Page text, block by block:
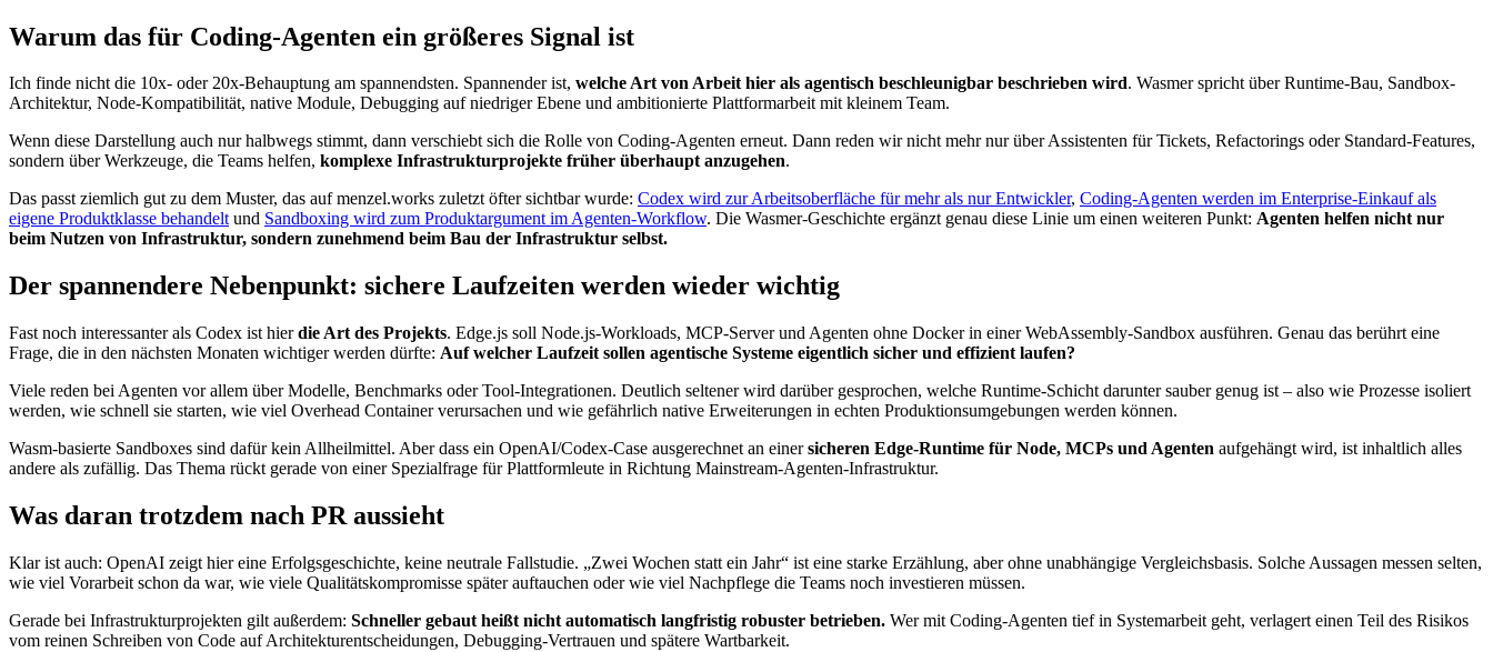
Warum das für Coding-Agenten ein größeres Signal ist
Ich finde nicht die 10x- oder 20x-Behauptung am spannendsten. Spannender ist, welche Art von Arbeit hier als agentisch beschleunigbar beschrieben wird. Wasmer spricht über Runtime-Bau, Sandbox-
Architektur, Node-Kompatibilität, native Module, Debugging auf niedriger Ebene und ambitionierte Plattformarbeit mit kleinem Team.
Wenn diese Darstellung auch nur halbwegs stimmt, dann verschiebt sich die Rolle von Coding-Agenten erneut. Dann reden wir nicht mehr nur über Assistenten für Tickets, Refactorings oder Standard-Features,
sondern über Werkzeuge, die Teams helfen, komplexe Infrastrukturprojekte früher überhaupt anzugehen.
Das passt ziemlich gut zu dem Muster, das auf menzel.works zuletzt öfter sichtbar wurde: Codex wird zur Arbeitsoberfläche für mehr als nur Entwickler, Coding-Agenten werden im Enterprise-Einkauf als
eigene Produktklasse behandeltund Sandboxing wird zum Produktargument im Agenten-Workflow. Die Wasmer-Geschichte ergänzt genau diese Linie um einen weiteren Punkt: Agenten helfen nicht nur
beim Nutzen von Infrastruktur, sondern zunehmend beim Bau der Infrastruktur selbst.
Der spannendere Nebenpunkt: sichere Laufzeiten werden wieder wichtig
Fast noch interessanter als Codex ist hierdie Art des Projekts. Edge.js soll Node.js-Workloads, MCP-Server und Agenten ohne Docker in einer WebAssembly-Sandbox ausführen. Genau das berührt eine
Frage, die in den nächsten Monaten wichtiger werden dürfte: Auf welcher Laufzeit sollen agentische Systeme eigentlich sicher und effizient laufen?
Viele reden bei Agenten vor allem über Modelle, Benchmarks oder Tool-Integrationen. Deutlich seltener wird darüber gesprochen, welche Runtime-Schicht darunter sauber genug ist – also wie Prozesse isoliert
werden, wie schnell sie starten, wie viel Overhead Container verursachen und wie gefährlich native Erweiterungen in echten Produktionsumgebungen werden können.
Wasm-basierte Sandboxes sind dafür kein Allheilmittel. Aber dass ein OpenAI/Codex-Case ausgerechnet an einersicheren Edge-Runtime für Node, MCPs und Agenten aufgehängt wird, ist inhaltlich alles
andere als zufällig. Das Thema rückt gerade von einer Spezialfrage für Plattformleute in Richtung Mainstream-Agenten-Infrastruktur.
Was daran trotzdem nach PR aussieht
Klar ist auch: OpenAI zeigt hier eine Erfolgsgeschichte, keine neutrale Fallstudie. „Zwei Wochen statt ein Jahr“ ist eine starke Erzählung, aber ohne unabhängige Vergleichsbasis. Solche Aussagen messen selten,
wie viel Vorarbeit schon da war, wie viele Qualitätskompromisse später auftauchen oder wie viel Nachpflege die Teams noch investieren müssen.
Gerade bei Infrastrukturprojekten gilt außerdem: Schneller gebaut heißt nicht automatisch langfristig robuster betrieben. Wer mit Coding-Agenten tief in Systemarbeit geht, verlagert einen Teil des Risikos
vom reinen Schreiben von Code auf Architekturentscheidungen, Debugging-Vertrauen und spätere Wartbarkeit.